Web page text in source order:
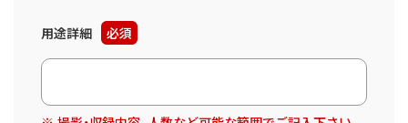
用途詳細 必須